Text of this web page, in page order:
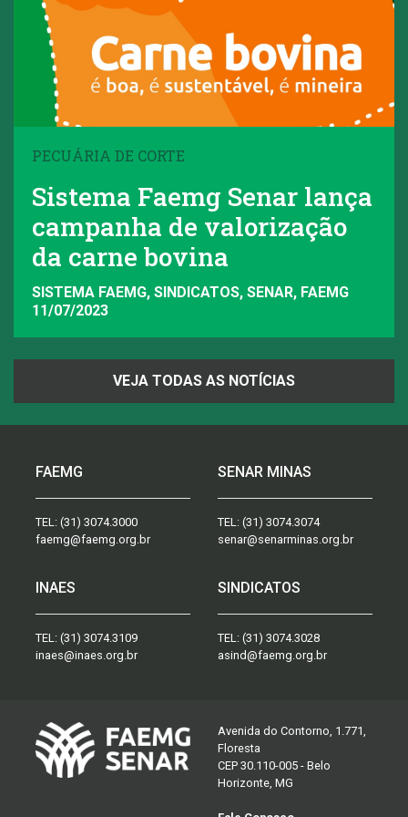
PECUÁRIA DE CORTE
Sistema Faemg Senar lança
campanha de valorização
da carne bovina
SISTEMA FAEMG, SINDICATOS, SENAR, FAEMG
11/07/2023
VEJA TODAS AS NOTÍCIAS
FAEMG
TEL: (31) 3074.3000
faemg@faemg.org.br
SENAR MINAS
TEL: (31) 3074.3074
senar@senarminas.org.br
INAES
TEL: (31) 3074.3109
inaes@inaes.org.br
SINDICATOS
TEL: (31) 3074.3028
asind@faemg.org.br
Avenida do Contorno, 1.771,
Floresta
CEP 30.110-005 - Belo
Horizonte, MG